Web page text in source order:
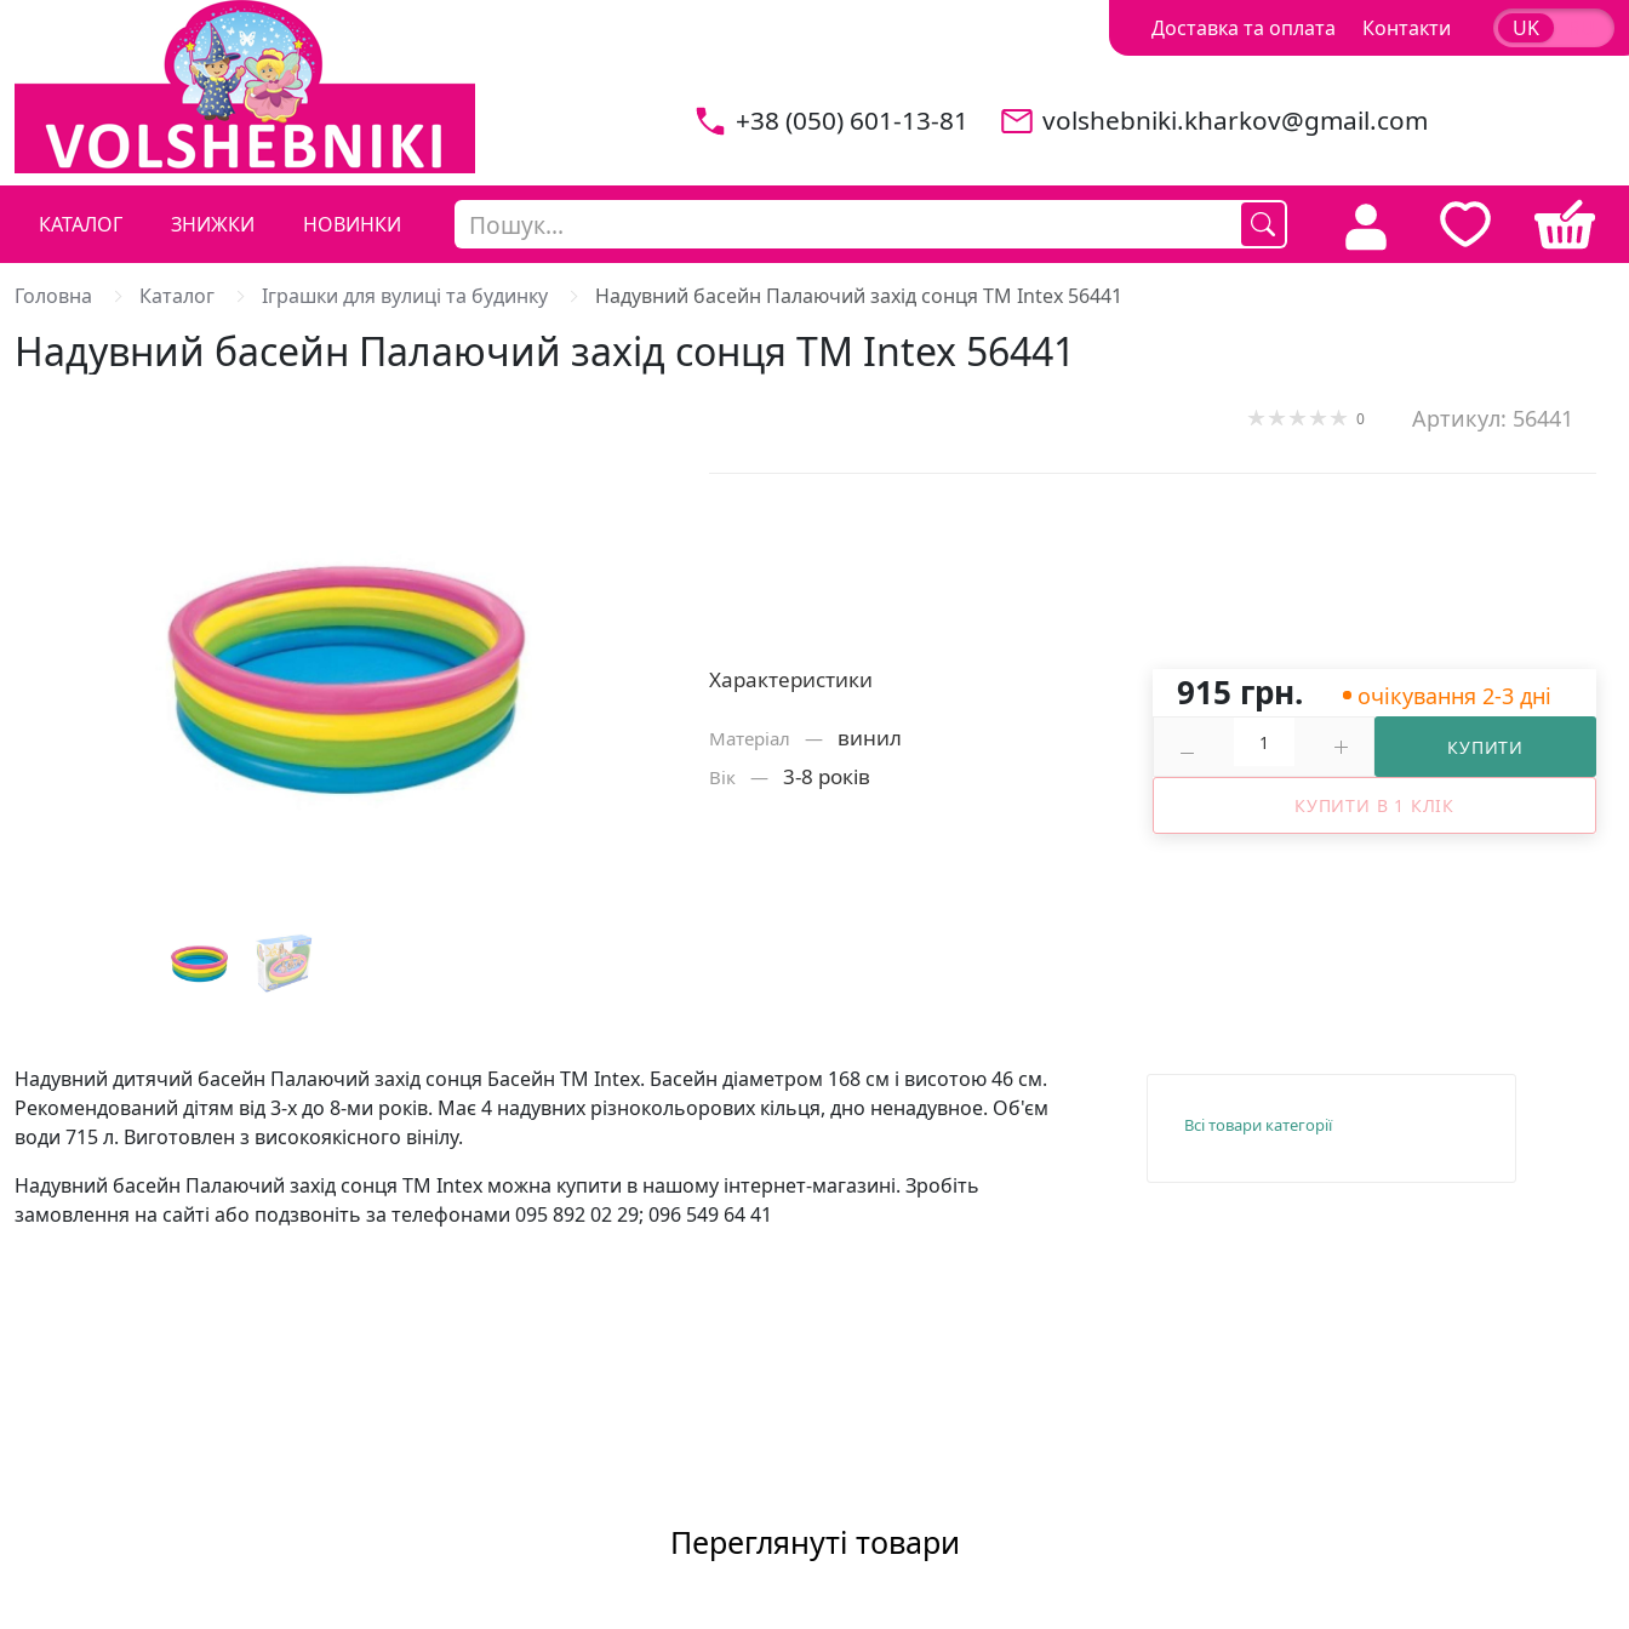
Доставка та оплата Контакти UK
+38 (050) 601-13-81 volshebniki.kharkov@gmail.com
КАТАЛОГ ЗНИЖКИ НОВИНКИ
Головна Каталог Іграшки для вулиці та будинку Надувний басейн Палаючий захід сонця ТМ Intex 56441
Надувний басейн Палаючий захід сонця ТМ Intex 56441
0 Артикул: 56441
Характеристики
Матерiал — винил
Вік —3-8 років
915 грн. очікування 2-3 дні
КУПИТИ
КУПИТИ В 1 КЛІК
Надувний дитячий басейн Палаючий захід сонця Басейн ТМ Intex. Басейн діаметром 168 см і висотою 46 см.
Рекомендований дітям від 3-х до 8-ми років. Має 4 надувних різнокольорових кільця, дно ненадувное. Об'єм
води 715 л. Виготовлен з високоякісного вінілу.
Надувний басейн Палаючий захід сонця ТМ Intex можна купити в нашому інтернет-магазині. Зробіть
замовлення на сайті або подзвоніть за телефонами 095 892 02 29; 096 549 64 41
Всі товари категорії
Переглянуті товари